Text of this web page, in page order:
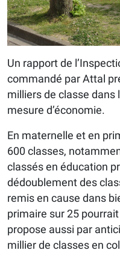
Un rapport de
commandé par Attal
milliers de classe dans
mesure d’économie.
En maternelle et en
600 classes,
classés en éducation
dédoublement des
remis en cause dans
primaire sur 25
propose aussi par
millier de classes en